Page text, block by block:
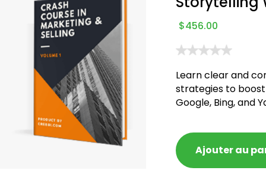
$456.00
Learn clear and
strategies to
Google, Bing, and
Ajouter au